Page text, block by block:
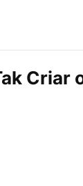
Criar